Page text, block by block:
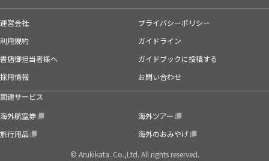
運営会社
プライバシーポリシー
利用規約
ガイドライン
書店御担当者様へ
ガイドブックに投稿する
採用情報
お問い合わせ
関連サービス
海外航空券
海外ツアー
旅行用品
海外のおみやげ
© Arukikata. Co.,Ltd. All rights reserved.